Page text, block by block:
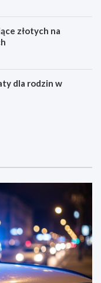
złotych na
dla rodzin w